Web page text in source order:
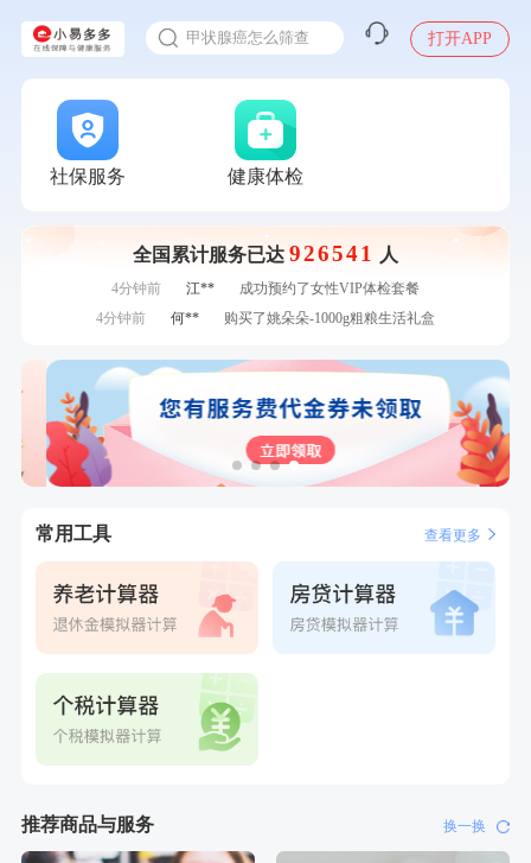
甲状腺癌怎么筛查
打开APP
社保服务 健康体检
全国累计服务已达 926541 人
7分钟前 潘*
购买了美的1.5L电热水壶HJ1522
刚刚
周**
购买了BP3颈椎热敷枕
刚刚
周**
购买了BP3颈椎热敷枕
成功预约了女性VIP体检套餐
成功预约了女性VIP体检套餐
成功预约了入职体检套餐
2分钟前
购买了汤臣倍健多维男士多种维生素矿物质片1.5g*60片*2
瓶
2分钟前 郑**
成功预约了脑血管系统套餐
4分钟前
江**
成功预约了女性VIP体检套餐
4分钟前
何**
购买了姚朵朵-1000g粗粮生活礼盒
6分钟前
周**
成功预约了男性健康套餐
7分钟前
林**
成功预约了女性健康套餐二档
7分钟前
购买了美的1.5L电热水壶HJ1522
刚刚
购买了BP3颈椎热敷枕
常用工具 查看更多
推荐商品与服务 换一换